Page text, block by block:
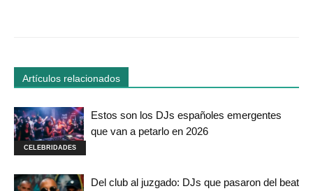
Artículos relacionados
CELEBRIDADES
Estos son los DJs españoles emergentes
que van a petarlo en 2026
Del club al juzgado: DJs que pasaron del beat